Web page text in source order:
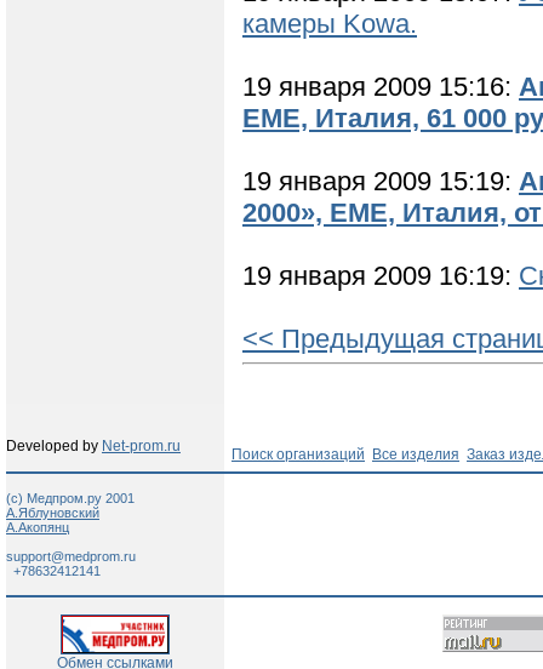
камеры Kowa.
19 января 2009 15:16:
EME, Италия, 61 000
19 января 2009 15:19:
2000», EME, Италия,
19 января 2009 16:19:
<< Предыдущая
Developed by Net-prom.ru Поиск организаций Все изделия Заказ
(c) Медпром.ру 2001
А.Яблуновский
А.Акопянц
support@medprom.ru
+78632412141
Обмен ссылками